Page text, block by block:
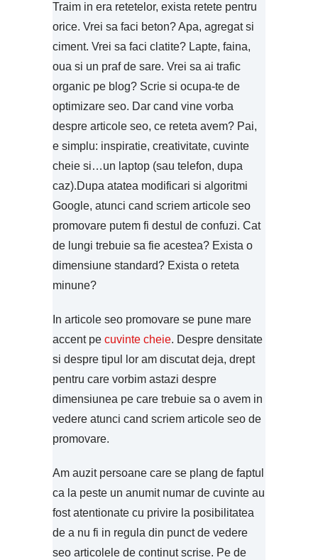
Traim in era retetelor, exista retete pentru
orice. Vrei sa faci beton? Apa, agregat si
ciment. Vrei sa faci clatite? Lapte, faina,
oua si un praf de sare. Vrei sa ai trafic
organic pe blog? Scrie si ocupa-te de
optimizare seo. Dar cand vine vorba
despre articole seo, ce reteta avem? Pai,
e simplu: inspiratie, creativitate, cuvinte
cheie si…un laptop (sau telefon, dupa
caz).Dupa atatea modificari si algoritmi
Google, atunci cand scriem articole seo
promovare putem fi destul de confuzi. Cat
de lungi trebuie sa fie acestea? Exista o
dimensiune standard? Exista o reteta
minune?
In articole seo promovare se pune mare
accent pe cuvinte cheie. Despre densitate
si despre tipul lor am discutat deja, drept
pentru care vorbim astazi despre
dimensiunea pe care trebuie sa o avem in
vedere atunci cand scriem articole seo de
promovare.
Am auzit persoane care se plang de faptul
ca la peste un anumit numar de cuvinte au
fost atentionate cu privire la posibilitatea
de a nu fi in regula din punct de vedere
seo articolele de continut scrise. Pe de